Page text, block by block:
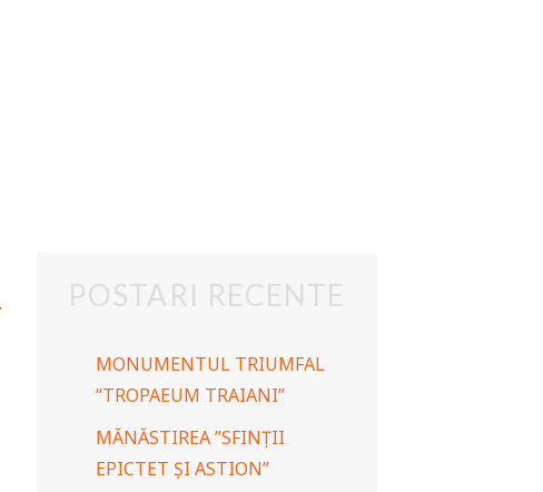
POSTARI RECENTE
MONUMENTUL TRIUMFAL
“TROPAEUM TRAIANI”
MĂNĂSTIREA ”SFINȚII
EPICTET ȘI ASTION”